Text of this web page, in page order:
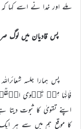
ملے اور خدا نے اسے کہا
پس قادیان میں
پس ہمارا جلسہ
فَاِنَّہَا مِنۡ تَقۡوَی
اپنے تقویٰ کا ثبوت دیتا
کا موقع ہم میں سے ہر